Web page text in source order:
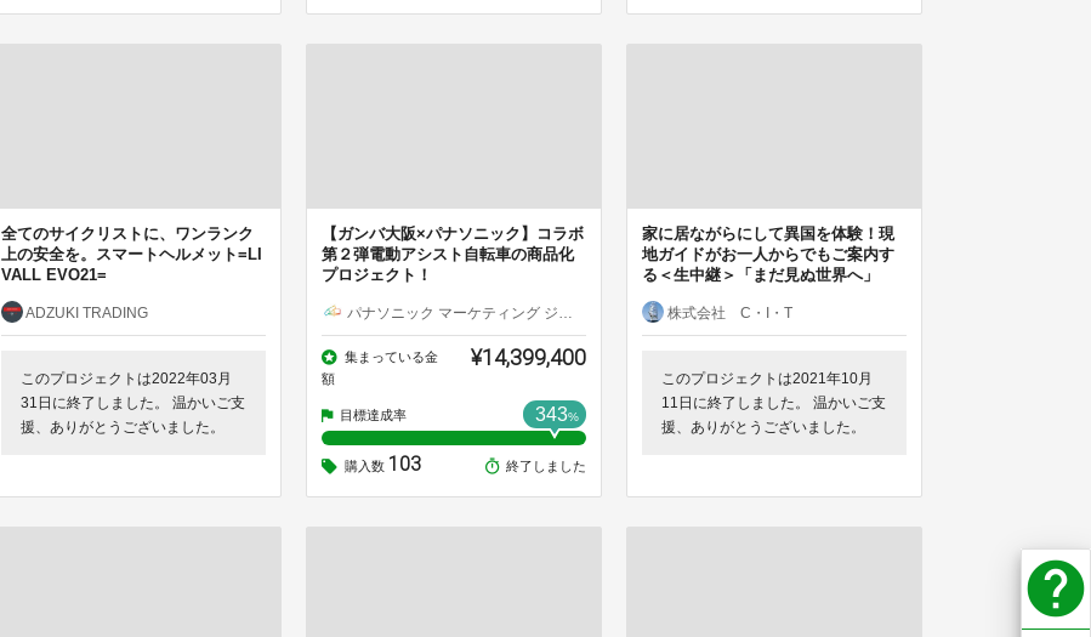
全てのサイクリストに、ワンランク
上の安全を。スマートヘルメット=LI
VALL EVO21=
ADZUKI TRADING
このプロジェクトは2022年03月
31日に終了しました。 温かいご支
援、ありがとうございました。
【ガンバ大阪×パナソニック】コラボ
第２弾電動アシスト自転車の商品化
プロジェクト！
パナソニック マーケティング ジャパン（株）
集まっている金
額
¥14,399,400
目標達成率 343%
購入数 103 終了しました
家に居ながらにして異国を体験！現
地ガイドがお一人からでもご案内す
る＜生中継＞「まだ見ぬ世界へ」
株式会社 C・I・T
このプロジェクトは2021年10月
11日に終了しました。 温かいご支
援、ありがとうございました。
help